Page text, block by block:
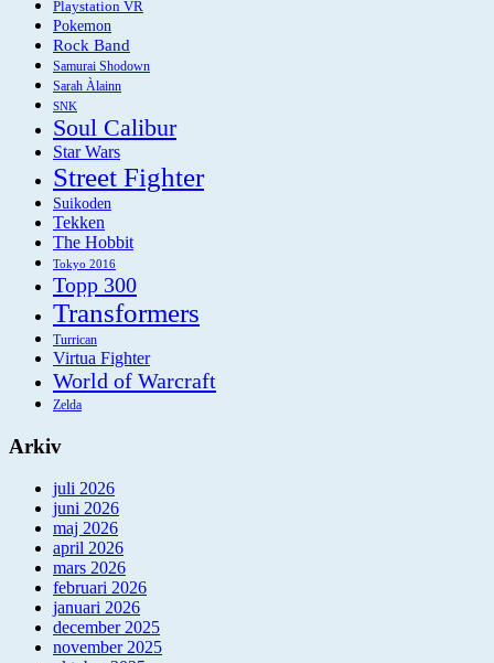
Playstation VR
Pokemon
Rock Band
Samurai Shodown
Sarah Àlainn
SNK
Soul Calibur
Star Wars
Street Fighter
Suikoden
Tekken
The Hobbit
Tokyo 2016
Topp 300
Transformers
Turrican
Virtua Fighter
World of Warcraft
Zelda
Arkiv
juli 2026
juni 2026
maj 2026
april 2026
mars 2026
februari 2026
januari 2026
december 2025
november 2025